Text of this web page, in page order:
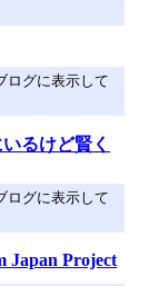
ログに表示して
るけど賢く
ログに表示して
Japan Project